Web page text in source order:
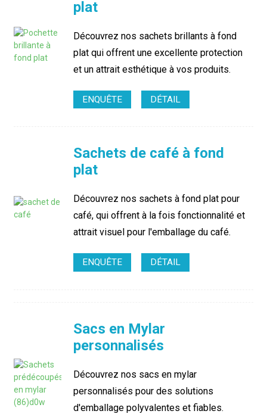
plat
Découvrez nos sachets brillants à fond
plat qui offrent une excellente protection
et un attrait esthétique à vos produits.
ENQUÊTE DÉTAIL
Sachets de café à fond
plat
Découvrez nos sachets à fond plat pour
café, qui offrent à la fois fonctionnalité et
attrait visuel pour l'emballage du café.
ENQUÊTE DÉTAIL
Sacs en Mylar
personnalisés
Découvrez nos sacs en mylar
personnalisés pour des solutions
d'emballage polyvalentes et fiables.